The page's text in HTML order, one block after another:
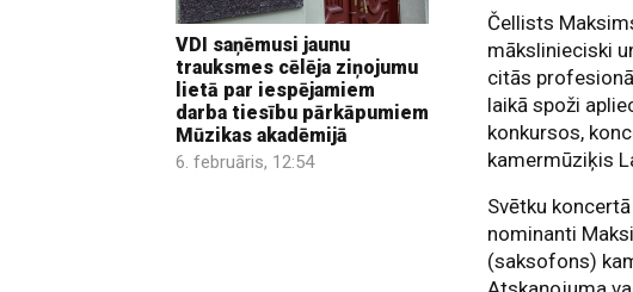
VDI saņēmusi jaunu
trauksmes cēlēja ziņojumu
lietā par iespējamiem
darba tiesību pārkāpumiem
Mūzikas akadēmijā
6. februāris, 12:54
Čellists
mākslinieciski
citās
laikā spoži
konkursos,
kamermūziķis
Svētku
nominanti
(saksofons)